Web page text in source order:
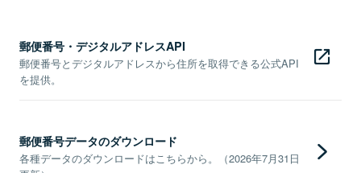
郵便番号・デジタルアドレスAPI
郵便番号とデジタルアドレスから住所を取得できる公式API
を提供。
郵便番号データのダウンロード
各種データのダウンロードはこちらから。（2026年7月31日